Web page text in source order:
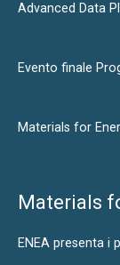
Advanced Data
Evento finale
Materials for
Materials
ENEA presenta i